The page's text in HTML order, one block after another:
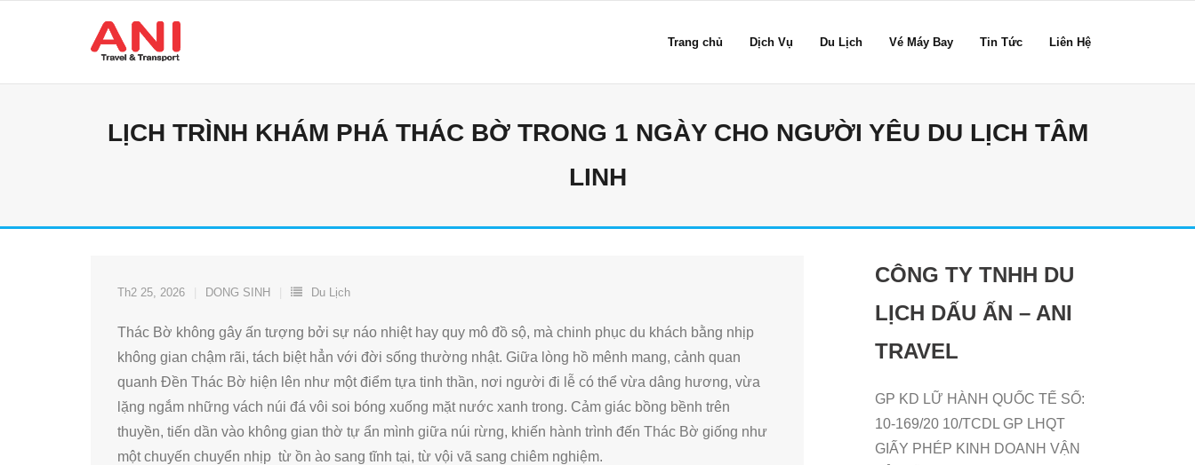
Trang chủ Dịch Vụ Du Lịch Vé Máy Bay Tin Tức Liên Hệ
LỊCH TRÌNH KHÁM PHÁ THÁC BỜ TRONG 1 NGÀY CHO NGƯỜI YÊU DU LỊCH TÂM
LINH
Th2 25, 2026 DONG SINH Du Lịch
Thác Bờ không gây ấn tượng bởi sự náo nhiệt hay quy mô đồ sộ, mà chinh phục du khách bằng nhịp
không gian chậm rãi, tách biệt hẳn với đời sống thường nhật. Giữa lòng hồ mênh mang, cảnh quan
quanh Đền Thác Bờ hiện lên như một điểm tựa tinh thần, nơi người đi lễ có thể vừa dâng hương, vừa
lặng ngắm những vách núi đá vôi soi bóng xuống mặt nước xanh trong. Cảm giác bồng bềnh trên
thuyền, tiến dần vào không gian thờ tự ẩn mình giữa núi rừng, khiến hành trình đến Thác Bờ giống như
một chuyến chuyển nhịp từ ồn ào sang tĩnh tại, từ vội vã sang chiêm nghiệm.
CÔNG TY TNHH DU
LỊCH DẤU ẤN – ANI
TRAVEL
GP KD LỮ HÀNH QUỐC TẾ SỐ:
10-169/20 10/TCDL GP LHQT
GIẤY PHÉP KINH DOANH VẬN